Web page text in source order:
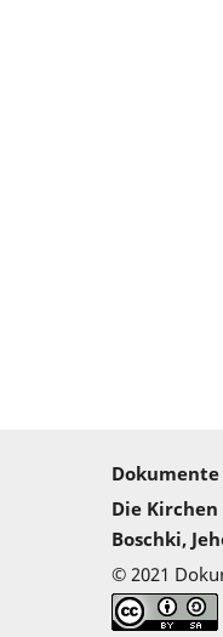
Die
Boschki,
© 2021